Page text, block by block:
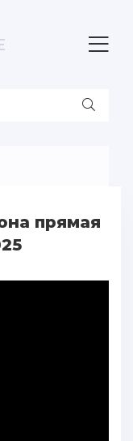
прямая